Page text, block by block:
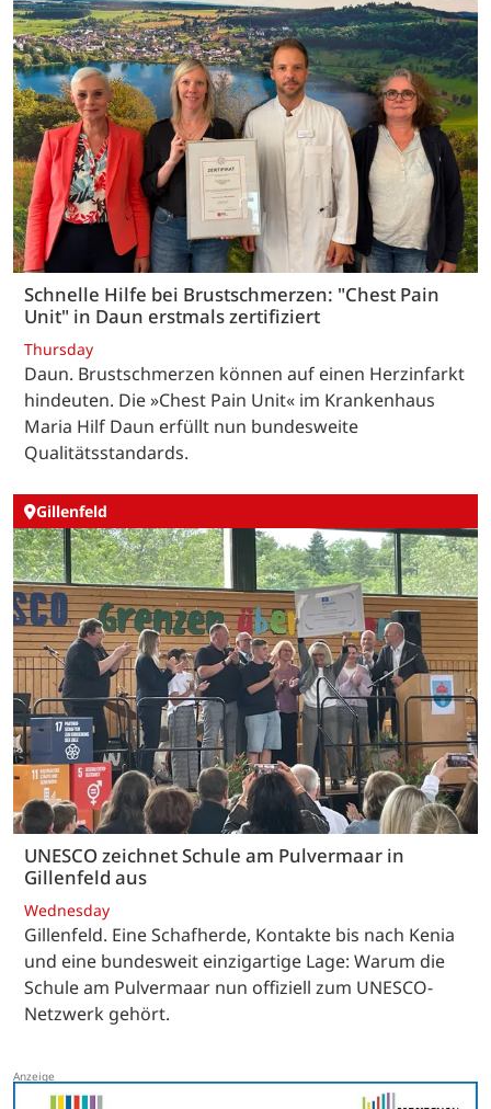
Schnelle Hilfe bei Brustschmerzen: "Chest Pain
Unit" in Daun erstmals zertifiziert
Thursday
Daun. Brustschmerzen können auf einen Herzinfarkt
hindeuten. Die »Chest Pain Unit« im Krankenhaus
Maria Hilf Daun erfüllt nun bundesweite
Qualitätsstandards.
Gillenfeld
UNESCO zeichnet Schule am Pulvermaar in
Gillenfeld aus
Wednesday
Gillenfeld. Eine Schafherde, Kontakte bis nach Kenia
und eine bundesweit einzigartige Lage: Warum die
Schule am Pulvermaar nun offiziell zum UNESCO-
Netzwerk gehört.